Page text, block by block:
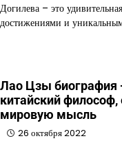
Догилева – это
достижениями и
Лао Цзы
китайский философ,
мировую мысль
26 октября 2022